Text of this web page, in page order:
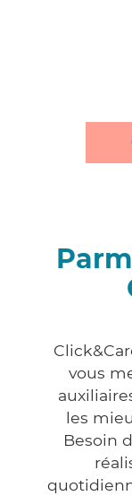
vous
les
Besoin